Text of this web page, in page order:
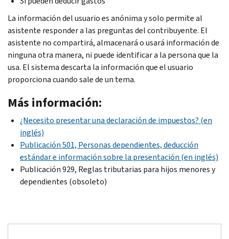
La información del usuario es anónima y solo permite al
asistente responder a las preguntas del contribuyente. El
asistente no compartirá, almacenará o usará información de
ninguna otra manera, ni puede identificar a la persona que la
usa. El sistema descarta la información que el usuario
proporciona cuando sale de un tema.
Más información:
¿Necesito presentar una declaración de impuestos? (en
inglés)
Publicación 501, Personas dependientes, deducción
estándar e información sobre la presentación (en inglés)
Publicación 929, Reglas tributarias para hijos menores y
dependientes (obsoleto)